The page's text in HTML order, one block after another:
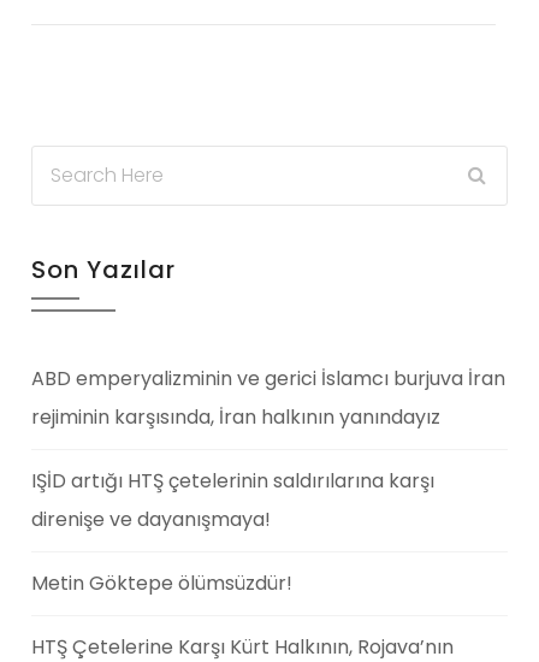
Son Yazılar
ABD emperyalizminin ve gerici İslamcı burjuva İran
rejiminin karşısında, İran halkının yanındayız
IŞİD artığı HTŞ çetelerinin saldırılarına karşı
direnişe ve dayanışmaya!
Metin Göktepe ölümsüzdür!
HTŞ Çetelerine Karşı Kürt Halkının, Rojava’nın